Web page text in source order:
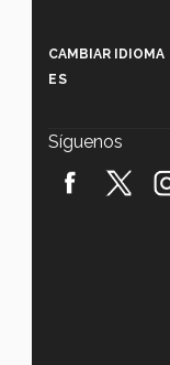
CAMBIAR IDIOMA
ES
Síguenos